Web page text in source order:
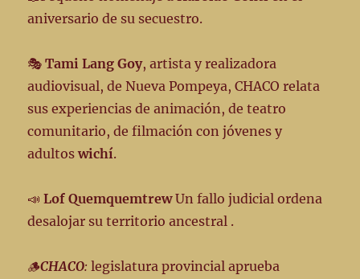
aniversario de su secuestro.
🎭Tami Lang Goy, artista y realizadora
audiovisual, de Nueva Pompeya, CHACO relata
sus experiencias de animación, de teatro
comunitario, de filmación con jóvenes y
adultoswichí.
📣Lof QuemquemtrewUn fallo judicial ordena
desalojar su territorio ancestral .
🪵CHACO: legislatura provincial aprueba